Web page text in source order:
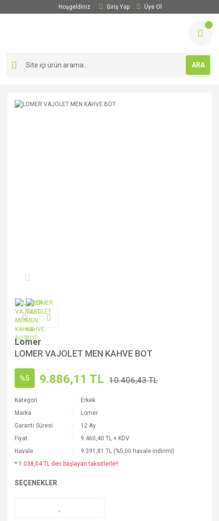
Hoşgeldiniz Giriş Yap Üye Ol
ARA
Lomer
LOMER VAJOLET MEN KAHVE BOT
%5 9.886,11 TL 10.406,43 TL
Kategori
Erkek
Marka
Lomer
Garanti Süresi
12 Ay
Fiyat
9.460,40 TL + KDV
Havale
9.391,81 TL (%5,00 havale indirimi)
* 1.038,04 TL den başlayan taksitlerle!!
SEÇENEKLER